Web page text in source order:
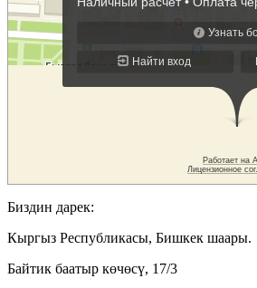
Биздин дарек:
Кыргыз Республикасы, Бишкек шаары.
Байтик баатыр көчөсү, 17/3